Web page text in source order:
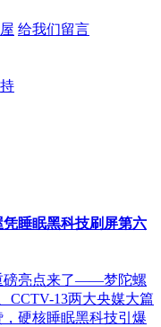
给我们留言
睡眠黑科技刷屏第六
磅亮点来了——梦陀螺
CCTV-13两大央媒大篇
硬核睡眠黑科技引爆